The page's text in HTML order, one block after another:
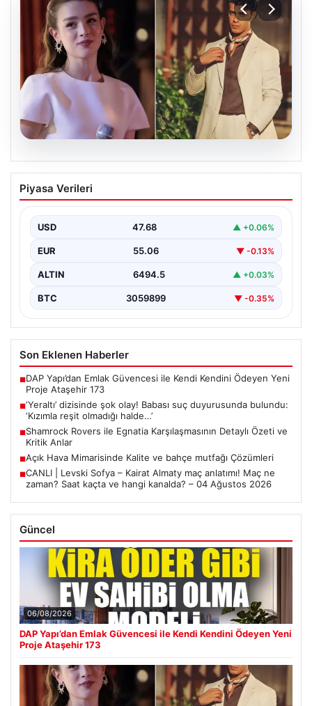
05.08.2026
‘Yeraltı’ dizisinde şok olay! Babası suç
duyurusunda bulundu: ‘Kızımla reşit
Piyasa Verileri
USD 47.68 ▲ +0.06%
EUR 55.06 ▼ -0.13%
ALTIN 6494.5 ▲ +0.03%
BTC 3059899 ▼ -0.35%
Son Eklenen Haberler
■DAP Yapı’dan Emlak Güvencesi ile Kendi Kendini Ödeyen Yeni
Proje Ataşehir 173
■‘Yeraltı’ dizisinde şok olay! Babası suç duyurusunda bulundu:
‘Kızımla reşit olmadığı halde…’
■Shamrock Rovers ile Egnatia Karşılaşmasının Detaylı Özeti ve
Kritik Anlar
■Açık Hava Mimarisinde Kalite ve bahçe mutfağı Çözümleri
■CANLI | Levski Sofya – Kairat Almaty maç anlatımı! Maç ne
zaman? Saat kaçta ve hangi kanalda? – 04 Ağustos 2026
Güncel
06/08/2026
DAP Yapı’dan Emlak Güvencesi ile Kendi Kendini Ödeyen Yeni
Proje Ataşehir 173